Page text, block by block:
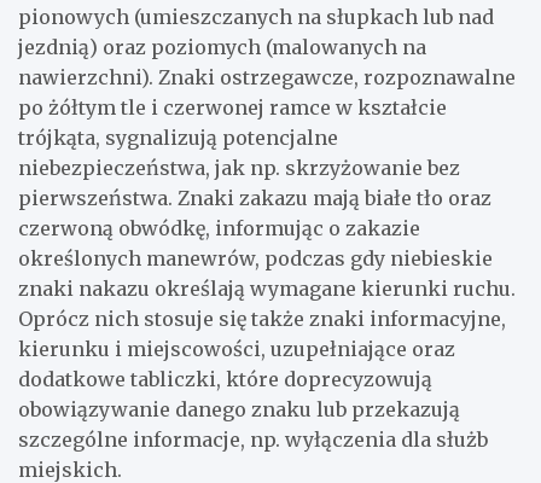
pionowych (umieszczanych na słupkach lub nad
jezdnią) oraz poziomych (malowanych na
nawierzchni). Znaki ostrzegawcze, rozpoznawalne
po żółtym tle i czerwonej ramce w kształcie
trójkąta, sygnalizują potencjalne
niebezpieczeństwa, jak np. skrzyżowanie bez
pierwszeństwa. Znaki zakazu mają białe tło oraz
czerwoną obwódkę, informując o zakazie
określonych manewrów, podczas gdy niebieskie
znaki nakazu określają wymagane kierunki ruchu.
Oprócz nich stosuje się także znaki informacyjne,
kierunku i miejscowości, uzupełniające oraz
dodatkowe tabliczki, które doprecyzowują
obowiązywanie danego znaku lub przekazują
szczególne informacje, np. wyłączenia dla służb
miejskich.